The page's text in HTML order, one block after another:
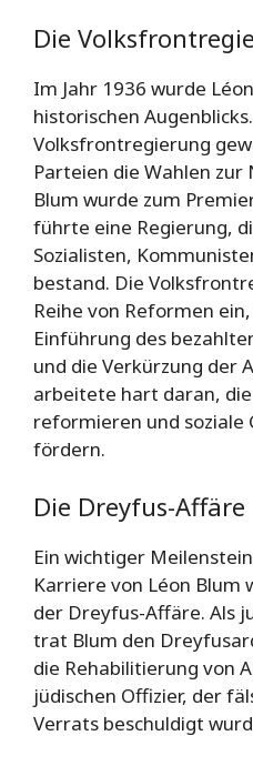
Die
Im Jahr 1936 wurde
historischen
Volksfrontregierung
Parteien die Wahlen
Blum wurde zum
führte eine Regierung,
Sozialisten,
bestand. Die
Reihe von Reformen
Einführung des
und die Verkürzung der
arbeitete hart daran, die
reformieren und soziale
fördern.
Die Dreyfus-Affäre
Ein wichtiger
Karriere von Léon Blum
der Dreyfus-Affäre. Als
trat Blum den
die Rehabilitierung von
jüdischen Offizier, der
Verrats beschuldigt